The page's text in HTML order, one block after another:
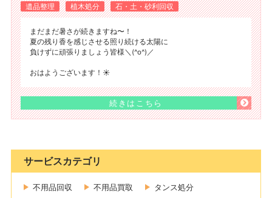
遺品整理
植木処分 石・土・砂利回収
まだまだ暑さが続きますね〜！
夏の残り香を感じさせる照り続ける太陽に
負けずに頑張りましょう皆様＼(^o^)／
おはようございます！☀️
続きはこちら
サービスカテゴリ
不用品回収 不用品買取
タンス処分